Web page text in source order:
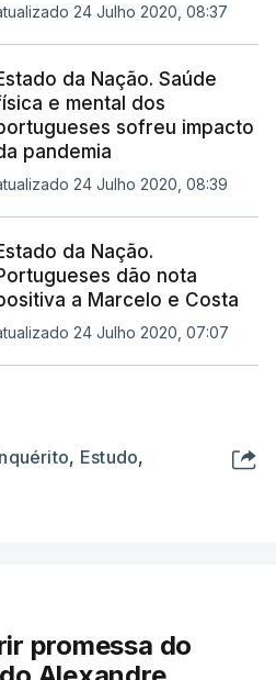
24 Julho 2020, 08:37
da Nação. Saúde
e mental dos
sofreu impacto
pandemia
24 Julho 2020, 08:39
da Nação.
dão nota
a Marcelo e Costa
24 Julho 2020, 07:07
, Estudo,
promessa do